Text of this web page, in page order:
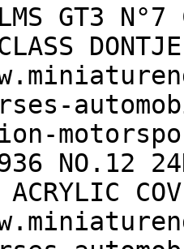
GT3 N°7
936 NO.12
ACRYLIC